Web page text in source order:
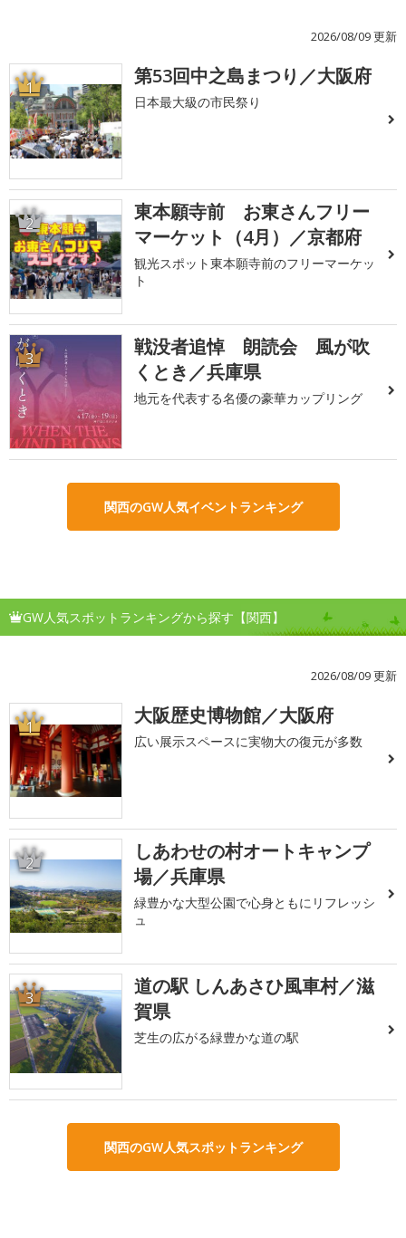
2026/08/09 更新
1 第53回中之島まつり／大阪府
日本最大級の市民祭り
2
東本願寺前 お東さんフリー
マーケット（4月）／京都府
観光スポット東本願寺前のフリーマーケッ
ト
3
戦没者追悼 朗読会 風が吹
くとき／兵庫県
地元を代表する名優の豪華カップリング
関西のGW人気イベントランキング
GW人気スポットランキングから探す【関西】
2026/08/09 更新
1 大阪歴史博物館／大阪府
広い展示スペースに実物大の復元が多数
2
しあわせの村オートキャンプ
場／兵庫県
緑豊かな大型公園で心身ともにリフレッシ
ュ
3
道の駅 しんあさひ風車村／滋
賀県
芝生の広がる緑豊かな道の駅
関西のGW人気スポットランキング